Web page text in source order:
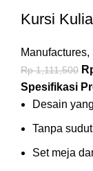
Kursi
Manufactures,
Rp1,111,500
Spesifikasi
Desain
Tanpa
Set meja